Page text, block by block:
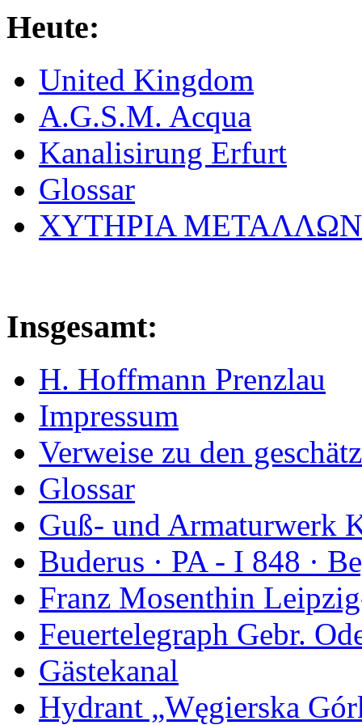
Heute:
United Kingdom
A.G.S.M. Acqua
Kanalisirung Erfurt
Glossar
ΧΥΤΗΡΙΑ МΕΤΑΛΛΩΝ
Insgesamt:
H. Hoffmann Prenzlau
Impressum
Verweise zu den
Glossar
Guß- und Armaturwerk
Buderus · PA - I 848 ·
Franz Mosenthin
Feuertelegraph Gebr.
Gästekanal
Hydrant „Węgierska